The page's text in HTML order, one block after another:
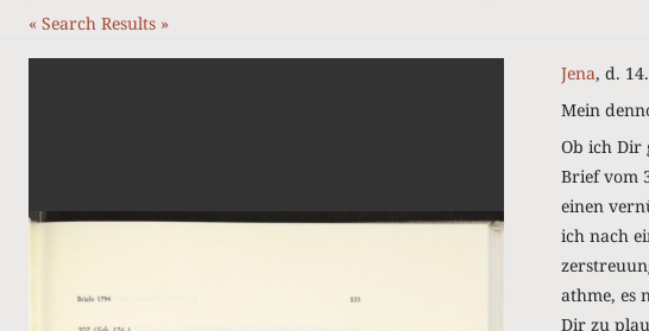
« Search Results »
Jena, d.
Mein
Ob ich Dir
Brief vom
einen
ich nach
athme, es
Dir zu